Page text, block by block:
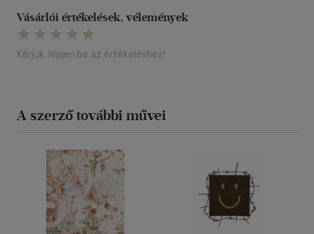
Vásárlói értékelések, vélemények
Kérjük, lépjen be az értékeléshez!
A szerző további művei